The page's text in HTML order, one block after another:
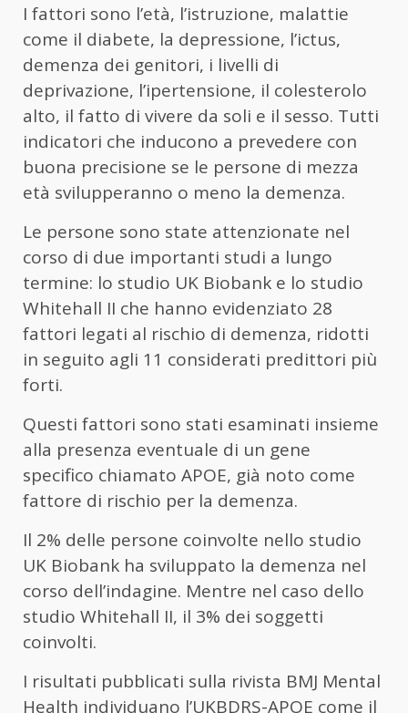
I fattori sono l’età, l’istruzione, malattie
come il diabete, la depressione, l’ictus,
demenza dei genitori, i livelli di
deprivazione, l’ipertensione, il colesterolo
alto, il fatto di vivere da soli e il sesso. Tutti
indicatori che inducono a prevedere con
buona precisione se le persone di mezza
età svilupperanno o meno la demenza.
Le persone sono state attenzionate nel
corso di due importanti studi a lungo
termine: lo studio UK Biobank e lo studio
Whitehall II che hanno evidenziato 28
fattori legati al rischio di demenza, ridotti
in seguito agli 11 considerati predittori più
forti.
Questi fattori sono stati esaminati insieme
alla presenza eventuale di un gene
specifico chiamato APOE, già noto come
fattore di rischio per la demenza.
Il 2% delle persone coinvolte nello studio
UK Biobank ha sviluppato la demenza nel
corso dell’indagine. Mentre nel caso dello
studio Whitehall II, il 3% dei soggetti
coinvolti.
I risultati pubblicati sulla rivista BMJ Mental
Health individuano l’UKBDRS-APOE come il